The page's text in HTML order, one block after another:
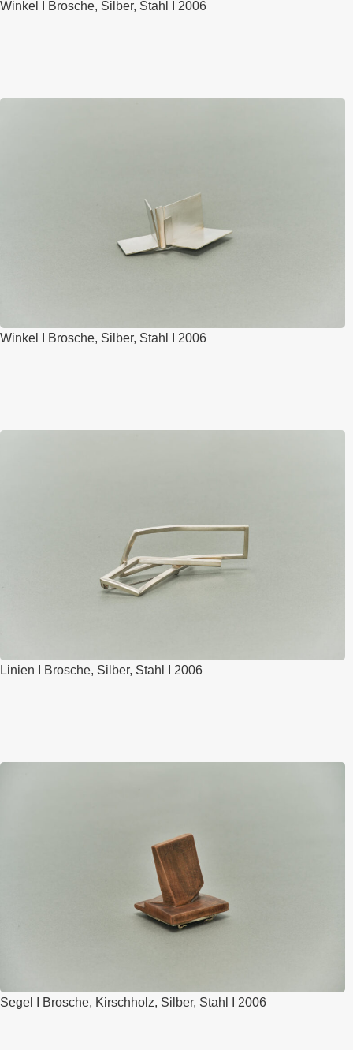
Winkel I Brosche, Silber, Stahl I 2006
Winkel I Brosche, Silber, Stahl I 2006
Linien I Brosche, Silber, Stahl I 2006
Segel I Brosche, Kirschholz, Silber, Stahl I 2006